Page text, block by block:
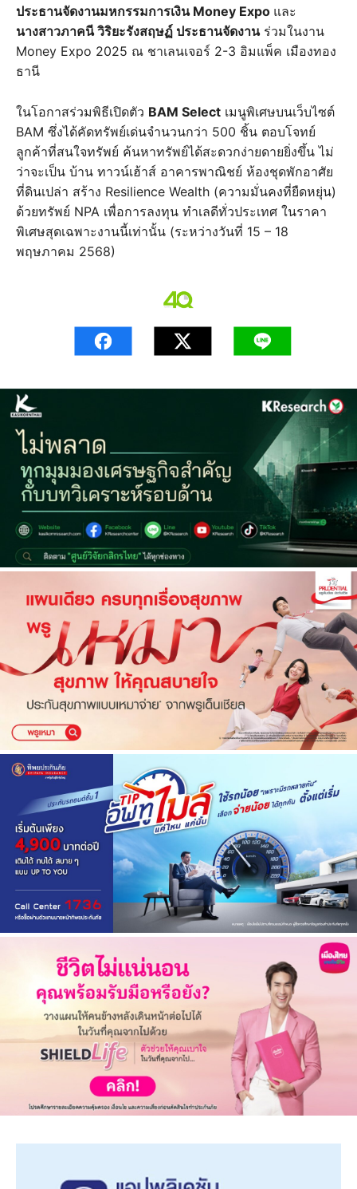
ประธานจัดงานมหกรรมการเงิน Money Expo และ
นางสาวภาคนี วิริยะรังสฤษฏ์ ประธานจัดงานร่วมในงาน
Money Expo 2025 ณ ชาเลนเจอร์ 2-3 อิมแพ็ค เมืองทอง
ธานี
ในโอกาสร่วมพิธีเปิดตัว BAM Select เมนูพิเศษบนเว็บไซต์
BAM ซึ่งได้คัดทรัพย์เด่นจำนวนกว่า 500 ชิ้น ตอบโจทย์
ลูกค้าที่สนใจทรัพย์ ค้นหาทรัพย์ได้สะดวกง่ายดายยิ่งขึ้น ไม่
ว่าจะเป็น บ้าน ทาวน์เฮ้าส์ อาคารพาณิชย์ ห้องชุดพักอาศัย
ที่ดินเปล่า สร้าง Resilience Wealth (ความมั่นคงที่ยืดหยุ่น)
ด้วยทรัพย์ NPA เพื่อการลงทุน ทำเลดีทั่วประเทศ ในราคา
พิเศษสุดเฉพาะงานนี้เท่านั้น (ระหว่างวันที่ 15 – 18
พฤษภาคม 2568)